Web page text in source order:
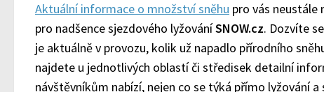
Aktuální informace o množství sněhu pro vás
pro nadšence sjezdového lyžováníSNOW.cz. Dozvíte
je aktuálně v provozu, kolik už napadlo přírodního
najdete u jednotlivých oblastí či středisek detailní
návštěvníkům nabízí, nejen co se týká přímo lyžování